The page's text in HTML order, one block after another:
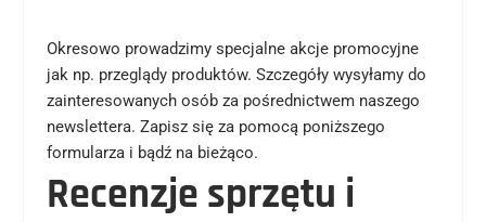
Okresowo prowadzimy specjalne akcje promocyjne
jak np. przeglądy produktów. Szczegóły wysyłamy do
zainteresowanych osób za pośrednictwem naszego
newslettera. Zapisz się za pomocą poniższego
formularza i bądź na bieżąco.
Recenzje sprzętu i